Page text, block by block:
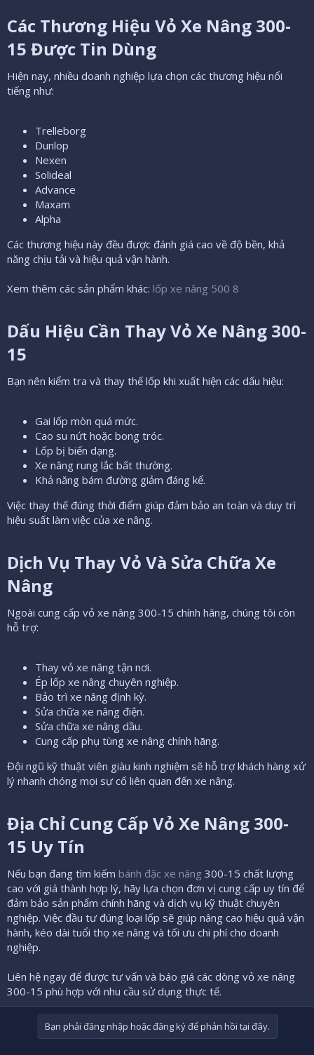
Các Thương Hiệu Vỏ Xe Nâng 300-
15 Được Tin Dùng​
Hiện nay, nhiều doanh nghiệp lựa chọn các thương hiệu nổi
tiếng như:
Trelleborg
Dunlop
Nexen
Solideal
Advance
Maxam
Alpha
Các thương hiệu này đều được đánh giá cao về độ bền, khả
năng chịu tải và hiệu quả vận hành.
Xem thêm các sản phẩm khác: lốp xe nâng 500 8
Dấu Hiệu Cần Thay Vỏ Xe Nâng 300-
15​
Bạn nên kiểm tra và thay thế lốp khi xuất hiện các dấu hiệu:
Gai lốp mòn quá mức.
Cao su nứt hoặc bong tróc.
Lốp bị biến dạng.
Xe nâng rung lắc bất thường.
Khả năng bám đường giảm đáng kể.
Việc thay thế đúng thời điểm giúp đảm bảo an toàn và duy trì
hiệu suất làm việc của xe nâng.
Dịch Vụ Thay Vỏ Và Sửa Chữa Xe
Nâng​
Ngoài cung cấp vỏ xe nâng 300-15 chính hãng, chúng tôi còn
hỗ trợ:
Thay vỏ xe nâng tận nơi.
Ép lốp xe nâng chuyên nghiệp.
Bảo trì xe nâng định kỳ.
Sửa chữa xe nâng điện.
Sửa chữa xe nâng dầu.
Cung cấp phụ tùng xe nâng chính hãng.
Đội ngũ kỹ thuật viên giàu kinh nghiệm sẽ hỗ trợ khách hàng xử
lý nhanh chóng mọi sự cố liên quan đến xe nâng.
Địa Chỉ Cung Cấp Vỏ Xe Nâng 300-
15 Uy Tín​
Nếu bạn đang tìm kiếm bánh đặc xe nâng 300-15 chất lượng
cao với giá thành hợp lý, hãy lựa chọn đơn vị cung cấp uy tín để
đảm bảo sản phẩm chính hãng và dịch vụ kỹ thuật chuyên
nghiệp. Việc đầu tư đúng loại lốp sẽ giúp nâng cao hiệu quả vận
hành, kéo dài tuổi thọ xe nâng và tối ưu chi phí cho doanh
nghiệp.
Liên hệ ngay để được tư vấn và báo giá các dòng vỏ xe nâng
300-15 phù hợp với nhu cầu sử dụng thực tế.
Bạn phải đăng nhập hoặc đăng ký để phản hồi tại đây.